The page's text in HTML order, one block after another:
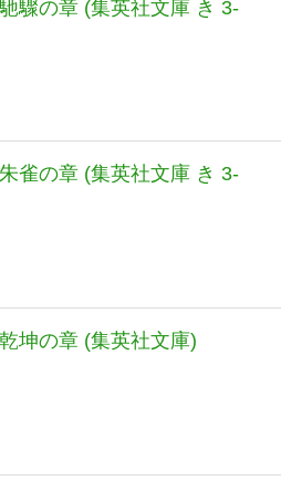
驟の章 (集英社文庫 き 3-
雀の章 (集英社文庫 き 3-
坤の章 (集英社文庫)